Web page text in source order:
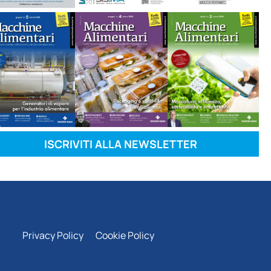
ISCRIVITI ALLA NEWSLETTER
Privacy Policy Cookie Policy